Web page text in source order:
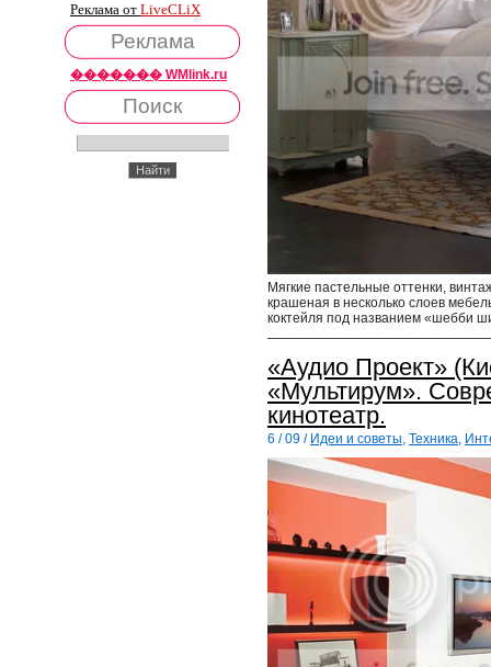
Реклама от LiveCLiX
Реклама
������� WMlink.ru
Поиск
Мягкие пастельные оттенки,
крашеная в несколько слоев
коктейля под названием «шебби
«Аудио Проект»
«Мультирум».
кинотеатр.
6 / 09 / Идеи и советы, Техника,